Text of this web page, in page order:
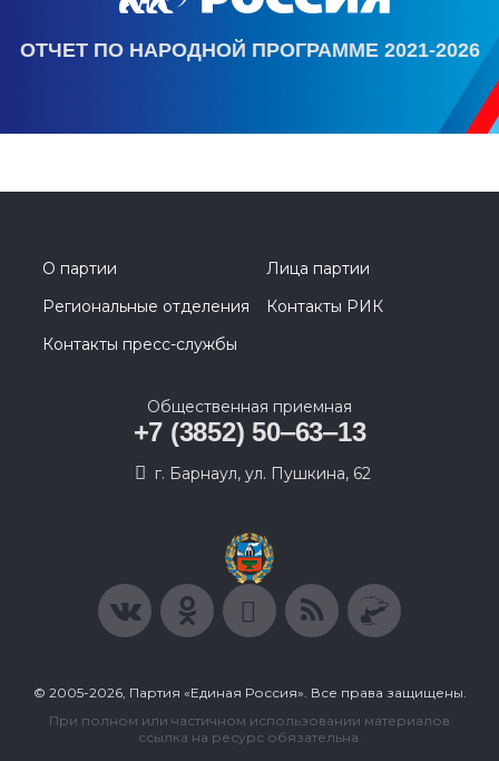
ОТЧЕТ ПО НАРОДНОЙ ПРОГРАММЕ 2021-2026
О партии
Лица партии
Региональные отделения
Контакты РИК
Контакты пресс-службы
Общественная приемная
+7 (3852) 50‒63‒13
г. Барнаул, ул. Пушкина, 62
© 2005-2026, Партия «Единая Россия». Все права защищены.
При полном или частичном использовании материалов
ссылка на ресурс обязательна.